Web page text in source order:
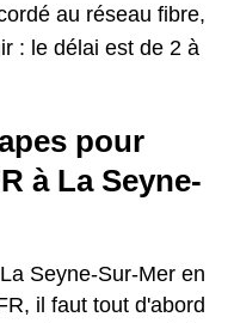
au réseau fibre,
: le délai est de 2 à
pour
à La Seyne-
Seyne-Sur-Mer en
il faut tout d'abord